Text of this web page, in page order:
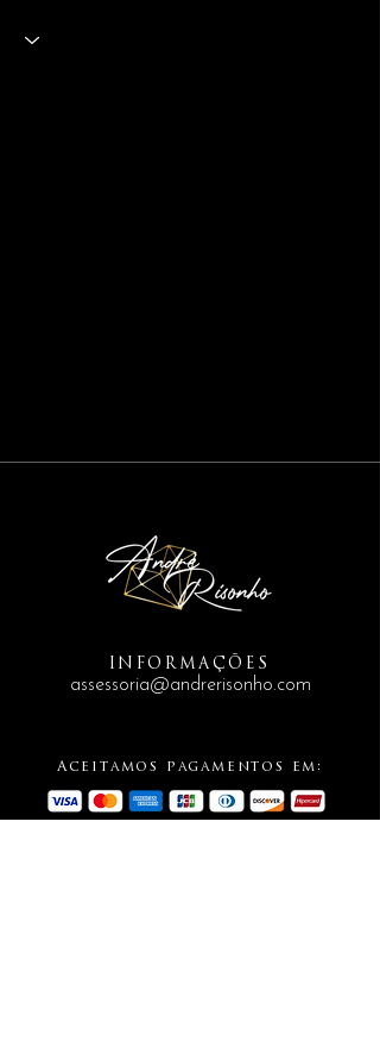
assessoria@andrerisonho.com
INFORMAÇÕES
Aceitamos pagamentos em: